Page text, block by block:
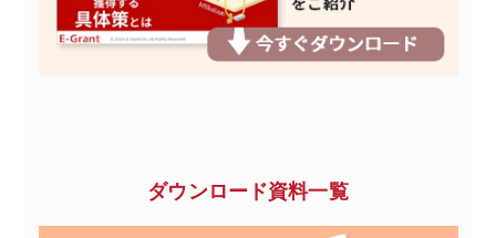
ダウンロード資料一覧